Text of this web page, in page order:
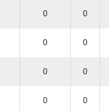
0 0
0 0
0 0
0 0